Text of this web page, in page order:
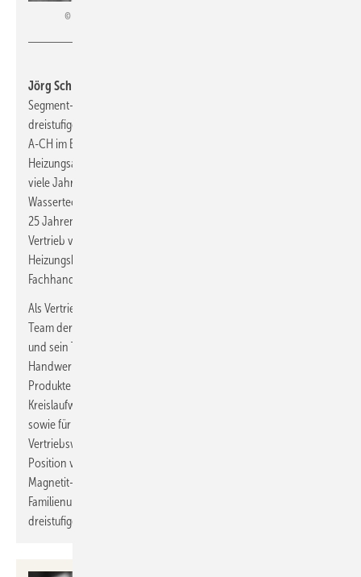
Jörg Schaller
Segment- und Vertriebsleiter ist er bereits seit 2007 im
dreistufigen Vertrieb erfolgreich. Zuletzt war er für die Region D-
A-CH im Bereich Abscheider, Filter und Korrosionsschutz von
Heizungsanlagen bei einem britischen Hersteller tätig, davor
viele Jahre in führenden Positionen bei global tätigen
Wassertechnologie- und Pumpenherstellern. Mit insgesamt über
25 Jahren Erfahrung im technischen und kaufmännischen
Vertrieb von Heiz- und Wärmesystemen kennt der gelernte
Heizungsbaumeister die Anforderungen des installierenden
Fachhandwerks und des Fachgroßhandels sehr genau.
Als Vertriebsleiter SHK führt Schaller jetzt bei Orben auch das
Team der erfahrenen Industrie- und Handelsvertretungen. Er
und sein Team sind Ansprechpartner für SHK Großhandel,
Handwerk und Planer. Gemeinsam sollen neue und bestehende
Produkte und Dienstleistungen für die Heizwasser- und
Kreislaufwasseraufbereitung für die Haus- und Gebäudetechnik
sowie für Nah- und Fernwärmenetze im dreistufigen
Vertriebsweg weiter vorangetrieben werden. In seiner neuen
Position verantwortet Schaller außerdem das Sortiment von
Magnetit-, Schlamm- und Luftabscheidern des italienischen
Familienunternehmens RBM, welches Orben exklusiv im
dreistufigen Vertriebsweg in der D-A-CH-Region vertritt.